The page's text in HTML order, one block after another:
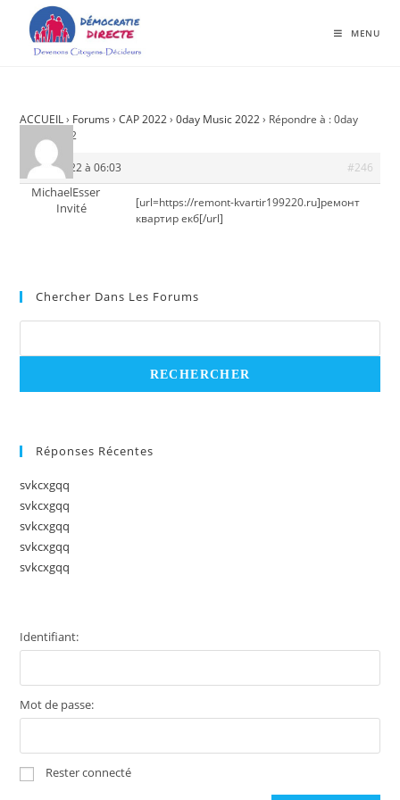
MENU
ACCUEIL › Forums › CAP 2022 › 0day Music 2022 › Répondre à : 0day
Music 2022
4 mai 2022 à 06:03 #246
MichaelEsser
Invité
[url=https://remont-kvartir199220.ru]ремонт
квартир екб[/url]
Chercher Dans Les Forums
Réponses Récentes
svkcxgqq
svkcxgqq
svkcxgqq
svkcxgqq
svkcxgqq
Identifiant:
Mot de passe:
Rester connecté